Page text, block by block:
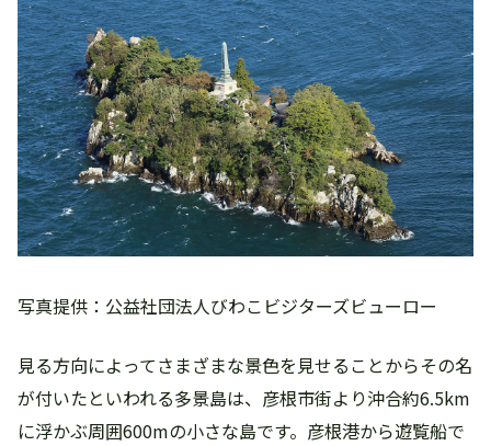
写真提供：公益社団法人びわこビジターズビューロー
見る方向によってさまざまな景色を見せることからその名
が付いたといわれる多景島は、彦根市街より沖合約6.5km
に浮かぶ周囲600mの小さな島です。彦根港から遊覧船で